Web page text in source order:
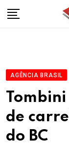
AGÊNCIA BRASIL
de
do BC